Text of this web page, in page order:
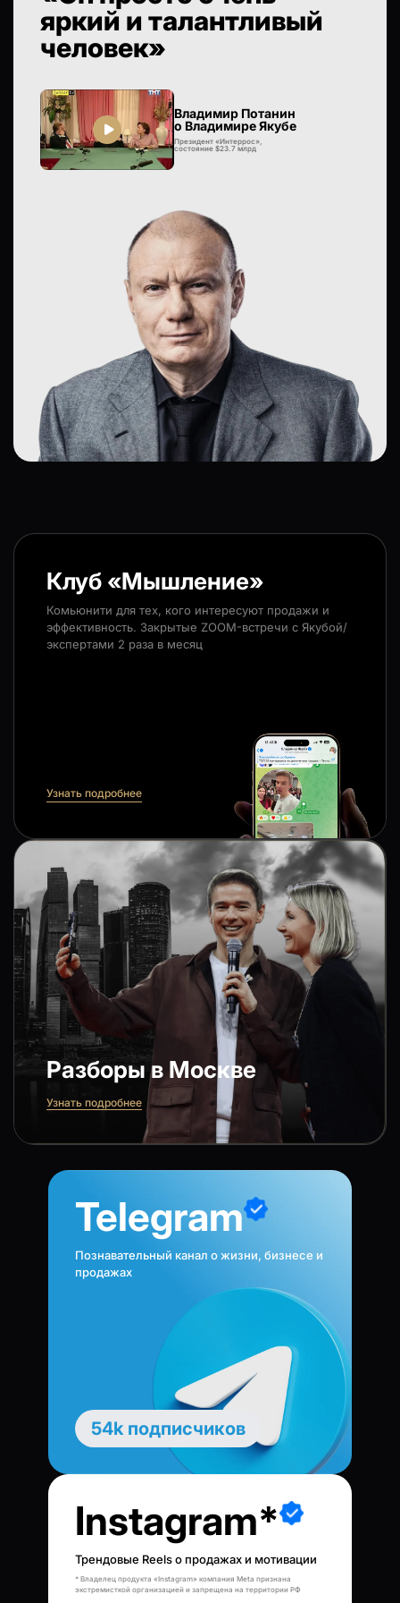
яркий и талантливый
человек»
Владимир Потанин
о Владимире Якубе
Президент «Интеррос»,
состояние $23.7 млрд
Клуб «Мышление»
Комьюнити для тех, кого интересуют продажи и
эффективность. Закрытые ZOOM-встречи с Якубой/
экспертами 2 раза в месяц
Узнать подробнее
Разборы в Москве
Узнать подробнее
Telegram
Познавательный канал о жизни, бизнесе и
продажах
54k подписчиков
Instagram*
Трендовые Reels о продажах и мотивации
* Владелец продукта «Instagram» компания Meta признана
экстремисткой организацией и запрещена на территории РФ